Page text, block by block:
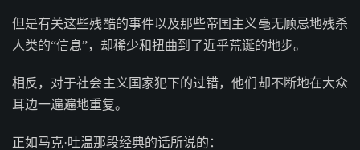
但是有关这些残酷的事件以及那些帝国主义毫无顾忌地残杀
人类的“信息”，却稀少和扭曲到了近乎荒诞的地步。
相反，对于社会主义国家犯下的过错，他们却不断地在大众
耳边一遍遍地重复。
正如马克·吐温那段经典的话所说的：